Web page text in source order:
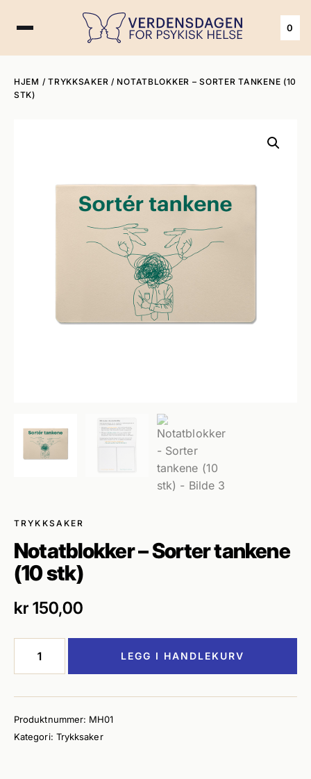
0
HJEM /TRYKKSAKER / NOTATBLOKKER – SORTER TANKENE (10
STK)
TRYKKSAKER
Notatblokker – Sorter tankene
(10 stk)
kr 150,00
tankene
(10
stk)
LEGG I HANDLEKURV
Produktnummer: MH01
Kategori: Trykksaker